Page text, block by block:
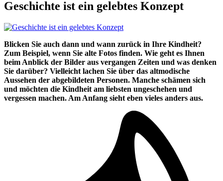
Geschichte ist ein gelebtes Konzept
Blicken Sie auch dann und wann zurück in Ihre Kindheit?
Zum Beispiel, wenn Sie alte Fotos finden. Wie geht es Ihnen
beim Anblick der Bilder aus vergangen Zeiten und was denken
Sie darüber? Vielleicht lachen Sie über das altmodische
Aussehen der abgebildeten Personen. Manche schämen sich
und möchten die Kindheit am liebsten ungeschehen und
vergessen machen. Am Anfang sieht eben vieles anders aus.